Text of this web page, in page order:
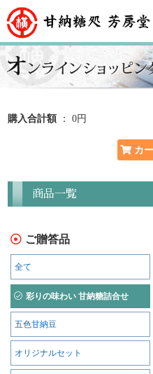
購入合計額 ： 0円
商品一覧
ご贈答品
全て
彩りの味わい 甘納糖詰合せ
五色甘納豆
オリジナルセット